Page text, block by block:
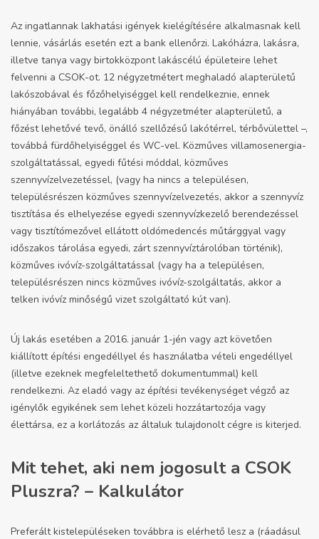
Az ingatlannak lakhatási igények kielégítésére alkalmasnak kell
lennie, vásárlás esetén ezt a bank ellenőrzi. Lakóházra, lakásra,
illetve tanya vagy birtokközpont lakáscélú épületeire lehet
felvenni a CSOK-ot. 12 négyzetmétert meghaladó alapterületű
lakószobával és főzőhelyiséggel kell rendelkeznie, ennek
hiányában további, legalább 4 négyzetméter alapterületű, a
főzést lehetővé tevő, önálló szellőzésű lakótérrel, térbővülettel –,
továbbá fürdőhelyiséggel és WC-vel. Közműves villamosenergia-
szolgáltatással, egyedi fűtési móddal, közműves
szennyvízelvezetéssel, (vagy ha nincs a településen,
településrészen közműves szennyvízelvezetés, akkor a szennyvíz
tisztítása és elhelyezése egyedi szennyvízkezelő berendezéssel
vagy tisztítómezővel ellátott oldómedencés műtárggyal vagy
időszakos tárolása egyedi, zárt szennyvíztárolóban történik),
közműves ivóvíz-szolgáltatással (vagy ha a településen,
településrészen nincs közműves ivóvíz-szolgáltatás, akkor a
telken ivóvíz minőségű vizet szolgáltató kút van).
Új lakás esetében a 2016. január 1-jén vagy azt követően
kiállított építési engedéllyel és használatba vételi engedéllyel
(illetve ezeknek megfeleltethető dokumentummal) kell
rendelkezni. Az eladó vagy az építési tevékenységet végző az
igénylők egyikének sem lehet közeli hozzátartozója vagy
élettársa, ez a korlátozás az általuk tulajdonolt cégre is kiterjed.
Mit tehet, aki nem jogosult a CSOK
Pluszra? – Kalkulátor
Preferált kistelepüléseken továbbra is elérhető lesz a (ráadásul